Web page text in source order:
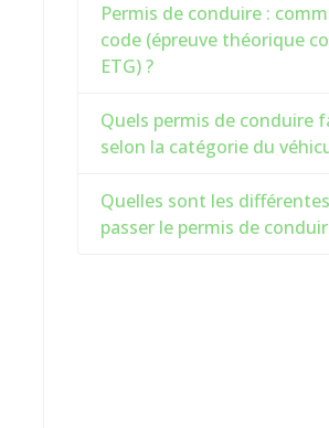
Permis de conduire :
code (épreuve théorique
ETG) ?
Quels permis de conduire
selon la catégorie du
Quelles sont les
passer le permis de